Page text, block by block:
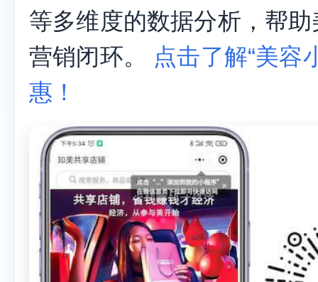
等多维度的数据分析，帮
营销闭环。
点击了解“美容
惠！